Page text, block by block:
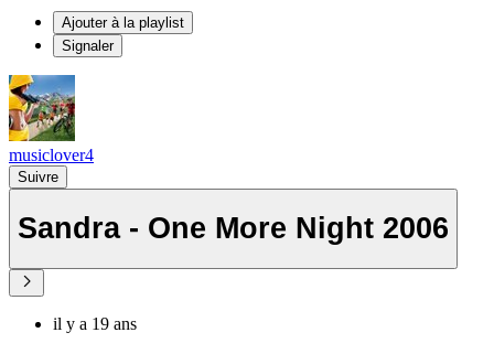
Ajouter à la playlist
Signaler
musiclover4
Suivre
Sandra - One More Night 2006
il y a 19 ans